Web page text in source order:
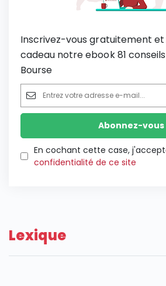
Inscrivez-vous gratuitement
cadeau notre ebook 81
Bourse
En cochant cette case,
confidentialité de ce site
Lexique